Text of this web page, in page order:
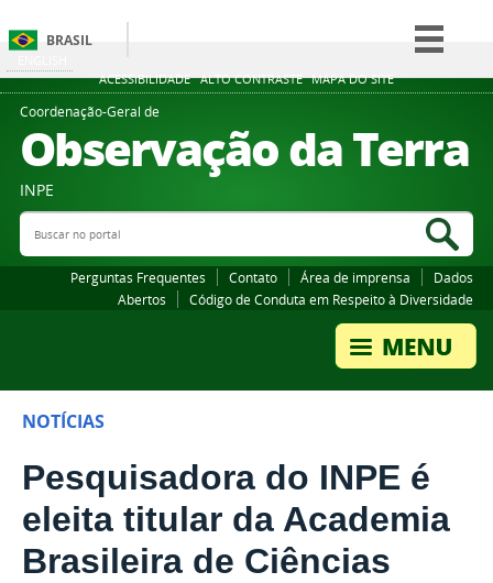
ACESSIBILIDADE ALTO CONTRASTE MAPA DO SITE
BRASIL
Simplifique!
Participe
Legislação
Coordenação-Geral de
Observação da Terra
INPE
Buscar no portal
Perguntas Frequentes Contato Área de imprensa
Dados
Abertos
Código de Conduta em Respeito à Diversidade
NOTÍCIAS
Pesquisadora do INPE é
eleita titular da Academia
Brasileira de Ciências